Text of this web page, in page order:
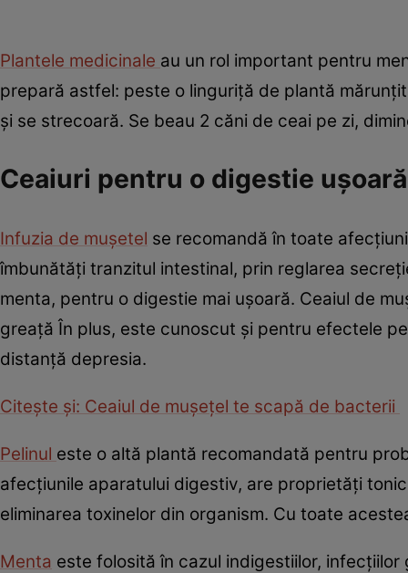
Plantele medicinale au un rol important pentru
prepară astfel: peste o linguriţă de plantă
şi se strecoară. Se beau 2 căni de ceai pe zi,
Ceaiuri pentru o digestie
Infuzia de muşetel se recomandă în toate
îmbunătăţi tranzitul intestinal, prin reglarea
menta, pentru o digestie mai uşoară. Ceaiul de
greață În plus, este cunoscut și pentru efectele
distanță depresia.
Citește și: Ceaiul de mușețel te scapă de bacterii
Pelinul este o altă plantă recomandată pentru
afecţiunile aparatului digestiv, are proprietăţi
eliminarea toxinelor din organism. Cu toate
Menta este folosită în cazul indigestiilor,